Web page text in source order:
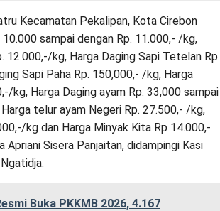
Kecamatan Pekalipan, Kota Cirebon
sampai dengan Rp. 11.000,- /kg,
12.000,-/kg, Harga Daging Sapi Tetelan Rp.
Sapi Paha Rp. 150,000,- /kg, Harga
kg, Harga Daging ayam Rp. 33,000 sampai
telur ayam Negeri Rp. 27.500,- /kg,
kg dan Harga Minyak Kita Rp 14.000,-
Sisera Panjaitan, didampingi Kasi
Buka PKKMB 2026, 4.167